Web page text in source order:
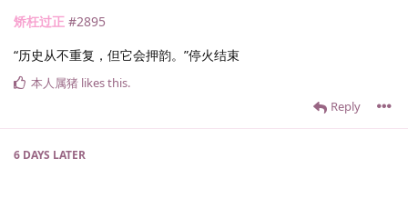
矫枉过正 #2895
“历史从不重复，但它会押韵。”停火结束
Reply
本人属猪 likes this.
6 DAYS LATER